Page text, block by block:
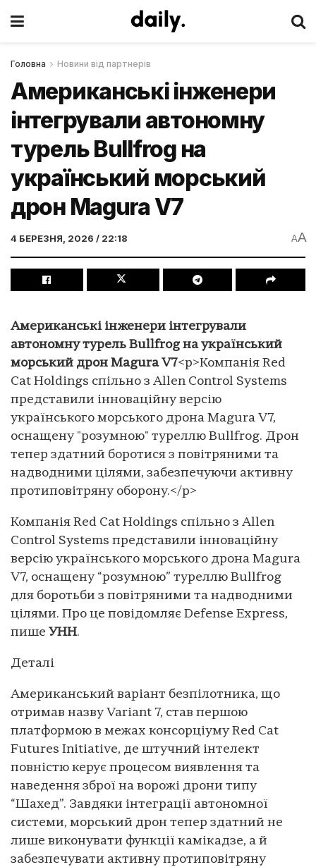
Головна Новини від партнерів
Американські інженери
інтегрували автономну
турель Bullfrog на
український морський
дрон Magura V7
4 БЕРЕЗНЯ, 2026 / 22:18 AA
Американські інженери інтегрували
автономну турель Bullfrog на український
морський дрон Magura V7<p>Компанія Red
Cat Holdings спільно з Allen Control Systems
представили інноваційну версію
українського морського дрона Magura V7,
оснащену "розумною" туреллю Bullfrog. Дрон
тепер здатний боротися з повітряними та
надводними цілями, забезпечуючи активну
протиповітряну оборону.</p>
Компанія Red Cat Holdings спільно з Allen
Control Systems представили інноваційну
версію українського морського дрона Magura
V7, оснащену “розумною” туреллю Bullfrog
для боротьби з повітряними та надводними
цілями. Про це повідомляє Defense Express,
пише УНН.
Деталі
Американський варіант безпілотника, що
отримав назву Variant 7, став першою
платформою в межах консорціуму Red Cat
Futures Initiative, де штучний інтелект
повністю керує процесом виявлення та
наведення зброї на ворожі дрони типу
“Шахед”. Завдяки інтеграції автономної
системи, морський дрон тепер здатний не
лише виконувати функції камікадзе, а й
забезпечувати активну протиповітряну